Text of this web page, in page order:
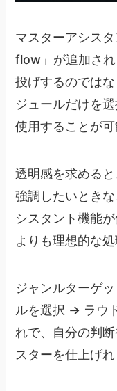
マスターアシス
flow」が追加さ
投げするのでは
ジュールだけを
使用することが可
透明感を求める
強調したいとき
シスタント機能
よりも理想的な処
ジャンルターゲ
ルを選択 → ラウ
れで、自分の判
スターを仕上げれ